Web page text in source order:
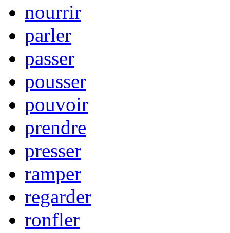
nourrir
parler
passer
pousser
pouvoir
prendre
presser
ramper
regarder
ronfler